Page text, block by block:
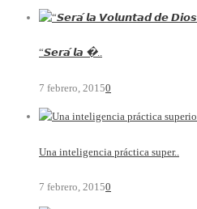
“𝙎𝙚𝙧𝙖́ 𝙡𝙖 �..
7 febrero, 20150
Una inteligencia práctica super..
7 febrero, 20150